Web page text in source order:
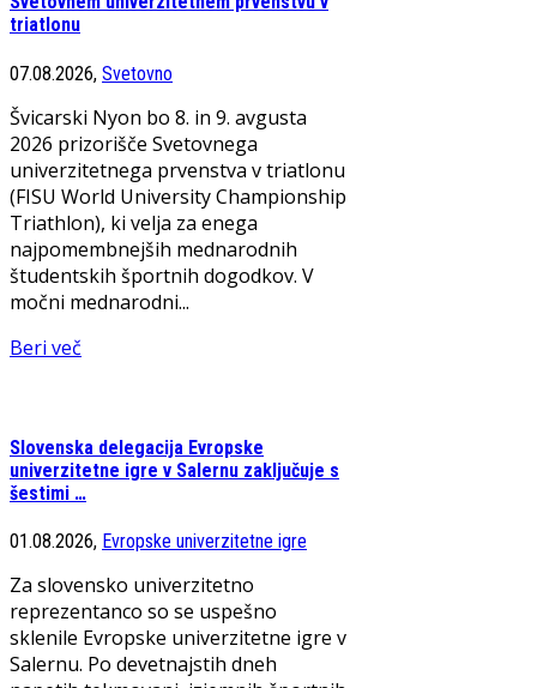
triatlonu
07.08.2026, Svetovno
Švicarski Nyon bo 8. in 9. avgusta
2026 prizorišče Svetovnega
univerzitetnega prvenstva v triatlonu
(FISU World University Championship
Triathlon), ki velja za enega
najpomembnejših mednarodnih
študentskih športnih dogodkov. V
močni mednarodni...
Beri več
Slovenska delegacija Evropske
univerzitetne igre v Salernu zaključuje s
šestimi …
01.08.2026, Evropske univerzitetne igre
Za slovensko univerzitetno
reprezentanco so se uspešno
sklenile Evropske univerzitetne igre v
Salernu. Po devetnajstih dneh